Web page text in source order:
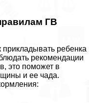
ГВ
ребенка
рекомендации
это поможет в
и ее чада.